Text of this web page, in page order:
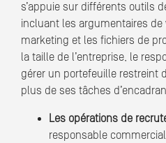
s’appuie sur différents outils
incluant les argumentaires
marketing et les fichiers de
la taille de l’entreprise, le
gérer un portefeuille restreint
plus de ses tâches
Les opérations de
responsable